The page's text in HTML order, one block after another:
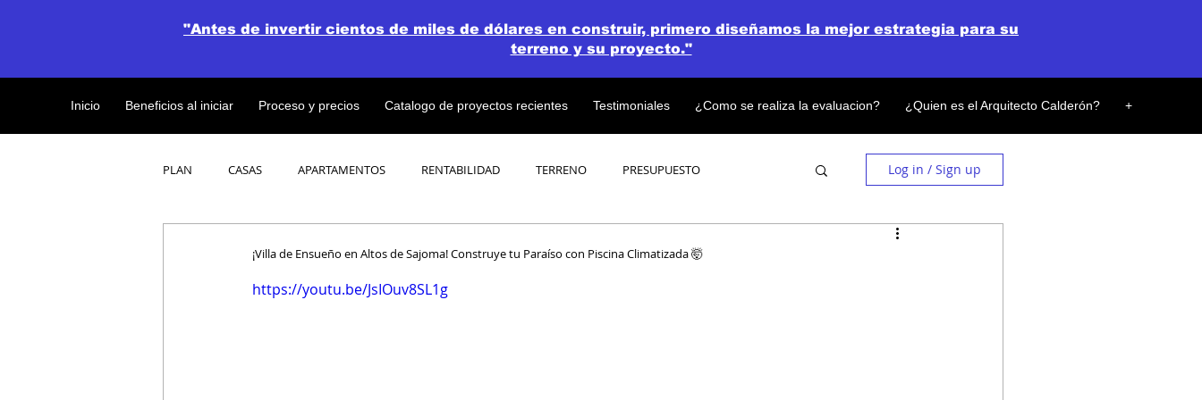
Inicio Beneficios al iniciar Proceso y precios Catalogo de proyectos recientes Testimoniales ¿Como se realiza la evaluacion? ¿Quien es el Arquitecto Calderón? +
"Antes de invertir cientos de miles de dólares en construir, primero diseñamos la mejor estrategia para su
terreno y su proyecto."
PLAN CASAS APARTAMENTOS RENTABILIDAD TERRENO PRESUPUESTO Log in / Sign up
¡Villa de Ensueño en Altos de Sajoma! Construye tu Paraíso con Piscina Climatizada 🤯
https://youtu.be/JsIOuv8SL1g